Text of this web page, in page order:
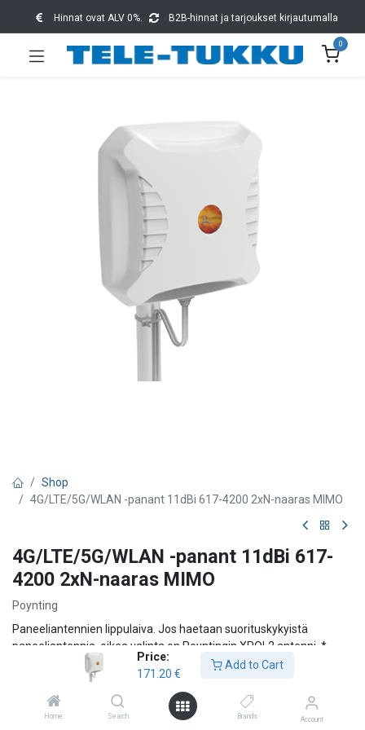
Price:
171.20 €
Add to Cart
Home Search Brands Account
Hinnat ovat ALV 0%. B2B-hinnat ja tarjoukset kirjautumalla
0
Shop
4G/LTE/5G/WLAN -panant 11dBi 617-4200 2xN-naaras MIMO
4G/LTE/5G/WLAN -panant 11dBi 617-
4200 2xN-naaras MIMO
Poynting
Paneeliantennien lippulaiva. Jos haetaan suorituskykyistä
paneeliantennia, oikea valinta on Poyntingin XPOL2 antenni. *
Tukee myös 5G taajuuksia * Seinä- tai mastokiinnitys * IP65
171.20